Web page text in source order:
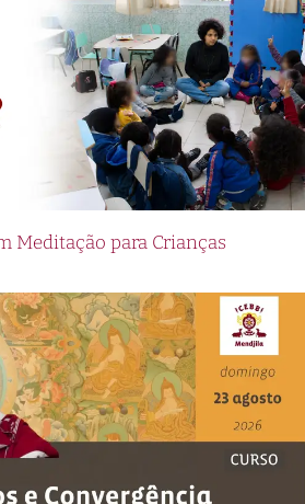
Meditação para Crianças